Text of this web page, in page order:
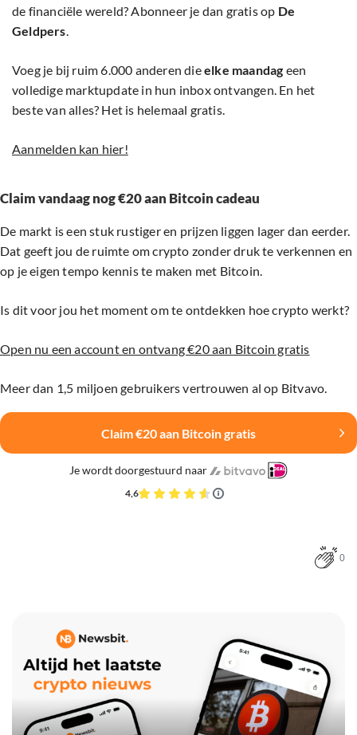
de financiële wereld? Abonneer je dan gratis op De
Geldpers.
Voeg je bij ruim 6.000 anderen dieelke maandag een
volledige marktupdate in hun inbox ontvangen. En het
beste van alles? Het is helemaal gratis.
Aanmelden kan hier!
Claim vandaag nog €20 aan Bitcoin cadeau
De markt is een stuk rustiger en prijzen liggen lager dan eerder.
Dat geeft jou de ruimte om crypto zonder druk te verkennen en
op je eigen tempo kennis te maken met Bitcoin.
Is dit voor jou het moment om te ontdekken hoe crypto werkt?
Open nu een account en ontvang €20 aan Bitcoin gratis
Meer dan 1,5 miljoen gebruikers vertrouwen al op Bitvavo.
Claim €20 aan Bitcoin gratis
Je wordt doorgestuurd naar
4,6
0